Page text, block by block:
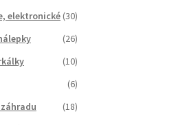
elektronické (30)
(26)
(10)
(6)
(18)